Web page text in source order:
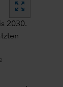
zoom_out_map